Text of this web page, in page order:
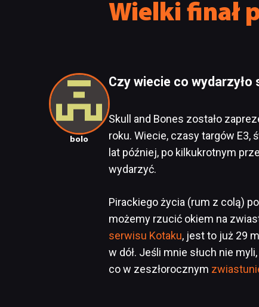
Wielki finał
bolo
Czy wiecie co wydarzyło
Skull and Bones zostało
roku. Wiecie, czasy targów E3,
lat później, po kilkukrotnym
wydarzyć.
Pirackiego życia (rum z colą)
możemy rzucić okiem na
serwisu Kotaku, jest to już 29
w dół. Jeśli mnie słuch nie
co w zeszłorocznym